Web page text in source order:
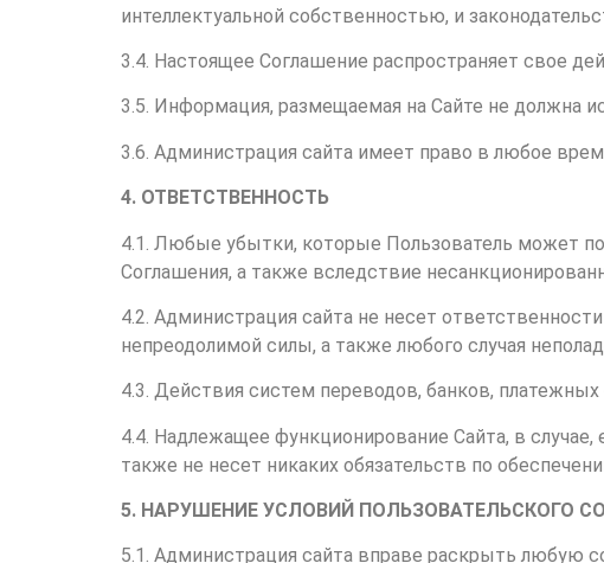
интеллектуальной собственностью, и
3.4. Настоящее Соглашение распространяет свое
3.5. Информация, размещаемая на Сайте не должна
3.6. Администрация сайта имеет право в любое
4. ОТВЕТСТВЕННОСТЬ
4.1. Любые убытки, которые Пользователь может
Соглашения, а также вследствие
4.2. Администрация сайта не несет
непреодолимой силы, а также любого случая
4.3. Действия систем переводов, банков,
4.4. Надлежащее функционирование Сайта, в
также не несет никаких обязательств по
5. НАРУШЕНИЕ УСЛОВИЙ ПОЛЬЗОВАТЕЛЬСКОГО
5.1. Администрация сайта вправе раскрыть любую